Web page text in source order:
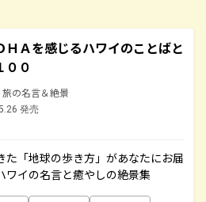
ＨＡを感じるハワイのことばと
００
旅の名言＆絶景
発売
た「地球の歩き方」があなたにお届
ワイの名言と癒やしの絶景集